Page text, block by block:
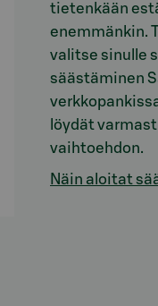
tietenkään
enemmänkin.
valitse sinulle
säästäminen
löydät
vaihtoehdon.
Näin aloitat